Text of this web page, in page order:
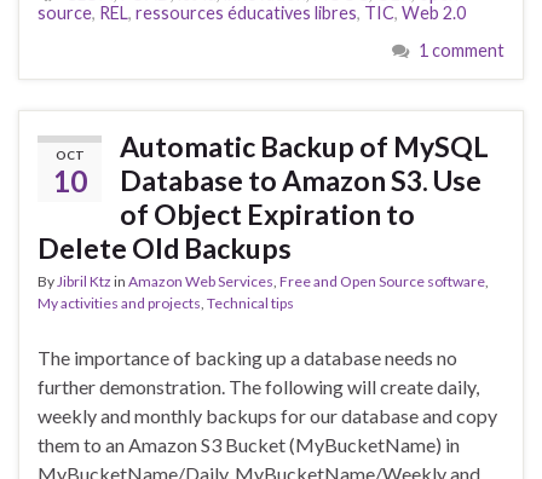
source, REL, ressources éducatives libres, TIC, Web 2.0
1 comment
OCT
10
Automatic Backup of MySQL
Database to Amazon S3. Use
of Object Expiration to
Delete Old Backups
ByJibril Ktz in Amazon Web Services, Free and Open Source software,
My activities and projects, Technical tips
The importance of backing up a database needs no
further demonstration. The following will create daily,
weekly and monthly backups for our database and copy
them to an Amazon S3 Bucket (MyBucketName) in
MyBucketName/Daily, MyBucketName/Weekly and